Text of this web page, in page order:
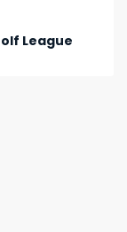
League